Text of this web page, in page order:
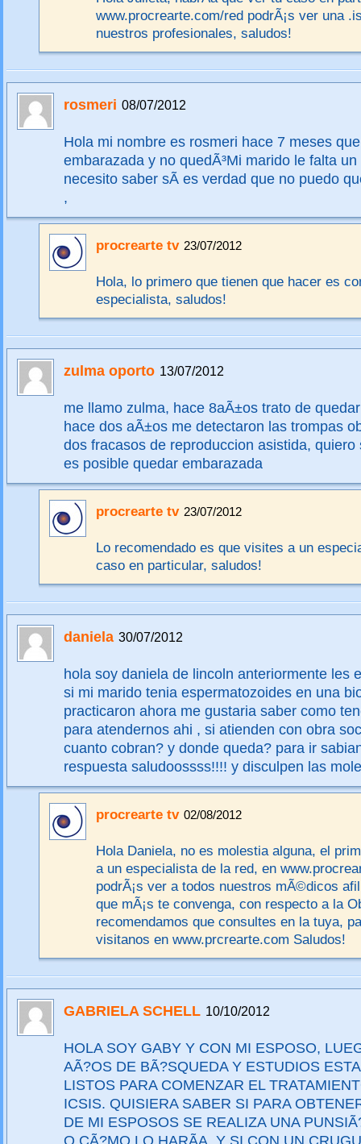
www.procrearte.com/red podrÃ¡s ver una
nuestros profesionales, saludos!
rosmeri 08/07/2012
Hola mi nombre es rosmeri hace 7 meses
embarazada y no quedÃ³Mi marido le falta
necesito saber sÃ­ es verdad que no puedo
,
procrearte tv 23/07/2012
Hola, lo primero que tienen que hacer es
especialista, saludos!
zulma oporto 13/07/2012
me llamo zulma, hace 8aÃ±os trato de
hace dos aÃ±os me detectaron las trompas
dos fracasos de reproduccion asistida, quiero
es posible quedar embarazada
procrearte tv 23/07/2012
Lo recomendado es que visites a un
caso en particular, saludos!
daniela 30/07/2012
hola soy daniela de lincoln anteriormente les
si mi marido tenia espermatozoides en una
practicaron ahora me gustaria saber como
para atendernos ahi , si atienden con obra
cuanto cobran? y donde queda? para ir
respuesta saludoossss!!!! y disculpen las
procrearte tv 02/08/2012
Hola Daniela, no es molestia alguna, el
a un especialista de la red, en
podrÃ¡s ver a todos nuestros mÃ©dicos
que mÃ¡s te convenga, con respecto a la
recomendamos que consultes en la tuya,
visitanos en www.prcrearte.com Saludos!
GABRIELA SCHELL 10/10/2012
HOLA SOY GABY Y CON MI ESPOSO,
AÃ?OS DE BÃ?SQUEDA Y ESTUDIOS
LISTOS PARA COMENZAR EL
ICSIS. QUISIERA SABER SI PARA
DE MI ESPOSOS SE REALIZA UNA
O CÃ?MO LO HARÃA. Y SI CON UN